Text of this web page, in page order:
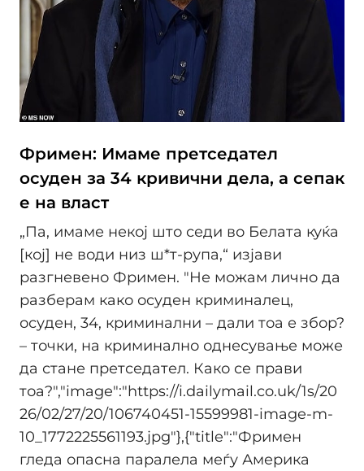
Фримен: Имаме претседател
осуден за 34 кривични дела, а сепак
е на власт
„Па, имаме некој што седи во Белата куќа
[кој] не води низ ш*т-рупа,“ изјави
разгневено Фримен. "Не можам лично да
разберам како осуден криминалец,
осуден, 34, криминални – дали тоа е збор?
– точки, на криминално однесување може
да стане претседател. Како се прави
тоа?","image":"https://i.dailymail.co.uk/1s/20
26/02/27/20/106740451-15599981-image-m-
10_1772225561193.jpg"},{"title":"Фримен
гледа опасна паралела меѓу Америка